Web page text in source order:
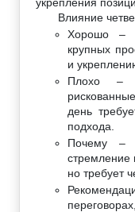
Влияние
Хорошо –
крупных
и
Плохо –
день
подхода.
Почему –
стремление
но требует